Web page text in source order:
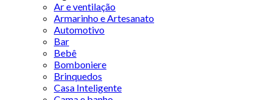
Ar e ventilação
Armarinho e Artesanato
Automotivo
Bar
Bebê
Bomboniere
Brinquedos
Casa Inteligente